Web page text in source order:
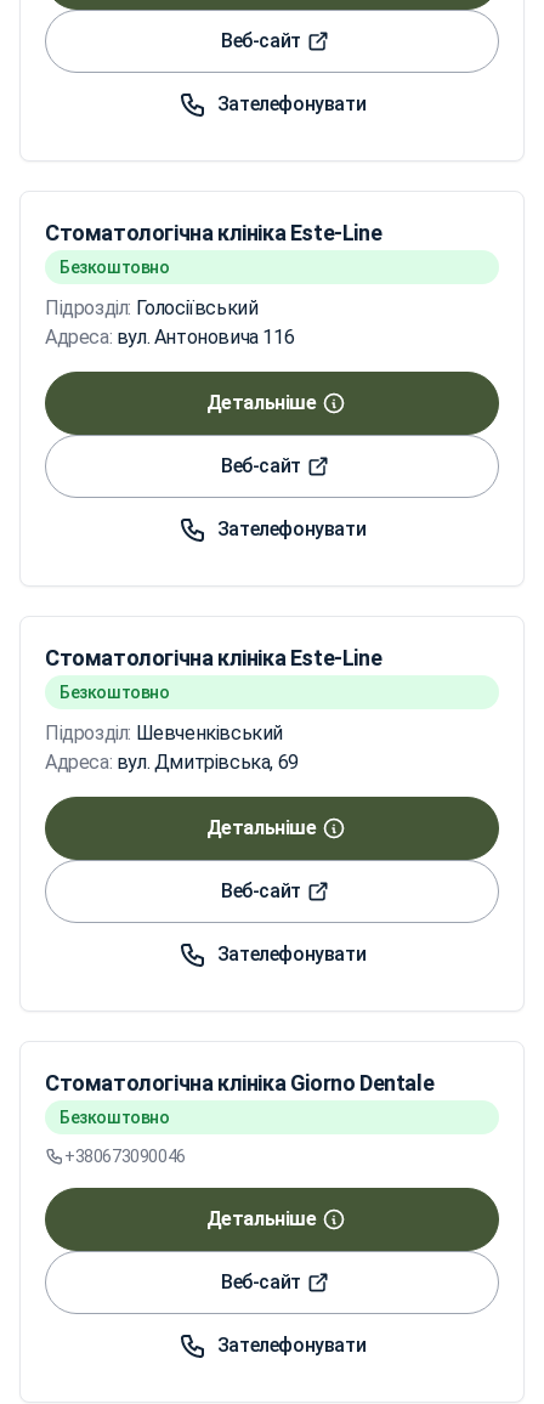
Веб-сайт
Зателефонувати
Стоматологічна клініка Este-Line
Безкоштовно
Підрозділ: Голосіївський
Адреса: вул. Антоновича 116
Детальніше
Веб-сайт
Зателефонувати
Стоматологічна клініка Este-Line
Безкоштовно
Підрозділ: Шевченківський
Адреса: вул. Дмитрівська, 69
Детальніше
Веб-сайт
Зателефонувати
Стоматологічна клініка Giorno Dentale
Безкоштовно
+380673090046
Детальніше
Веб-сайт
Зателефонувати